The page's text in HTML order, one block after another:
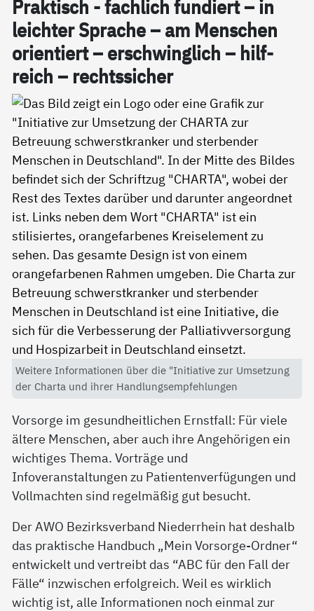
Prak­tisch - fach­lich fun­diert – in
leich­ter Spra­che – am Men­schen
ori­en­tiert – er­schwing­lich – hil­f­
reich – rechts­si­cher
Weitere Informationen über die "Initiative zur Umsetzung
der Charta und ihrer Handlungsempfehlungen
Vorsorge im gesundheitlichen Ernstfall: Für viele
ältere Menschen, aber auch ihre Angehörigen ein
wichtiges Thema. Vorträge und
Infoveranstaltungen zu Patientenverfügungen und
Vollmachten sind regelmäßig gut besucht.
Der AWO Bezirksverband Niederrhein hat deshalb
das praktische Handbuch „Mein Vorsorge-Ordner“
entwickelt und vertreibt das “ABC für den Fall der
Fälle“ inzwischen erfolgreich. Weil es wirklich
wichtig ist, alle Informationen noch einmal zur